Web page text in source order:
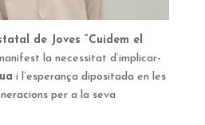
de Joves “Cuidem el
la necessitat d’implicar-
i l’esperança dipositada en les
per a la seva